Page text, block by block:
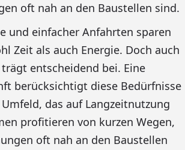
oft nah an den Baustellen sind.
und einfacher Anfahrten sparen
Zeit als auch Energie. Doch auch
entscheidend bei. Eine
berücksichtigt diese Bedürfnisse
das auf Langzeitnutzung
profitieren von kurzen Wegen,
oft nah an den Baustellen